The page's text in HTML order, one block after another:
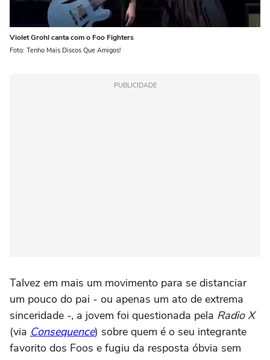
Violet Grohl canta com o Foo Fighters
Foto: Tenho Mais Discos Que Amigos!
PUBLICIDADE
Talvez em mais um movimento para se distanciar
um pouco do pai - ou apenas um ato de extrema
sinceridade -, a jovem foi questionada pela Radio X
(via Consequence) sobre quem é o seu integrante
favorito dos Foos e fugiu da resposta óbvia sem